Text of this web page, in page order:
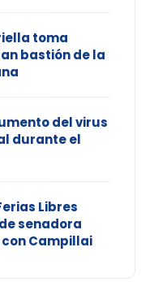
toma
bastión de la
del virus
durante el
Libres
senadora
Campillai